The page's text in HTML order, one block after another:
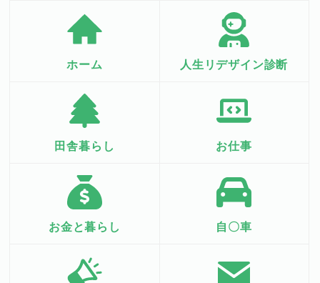
ホーム 人生リデザイン診断
田舎暮らし お仕事
お金と暮らし 自〇車